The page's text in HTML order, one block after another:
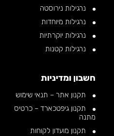
נרגילות נירוסטה
נרגילות מיוחדות
נרגילות יוקרתיות
נרגילות קטנות
חשבון ומדיניות
תקנון אתר – תנאי שימוש
תקנון גיפטכארד – כרטיס
מתנה
תקנון מועדון לקוחות